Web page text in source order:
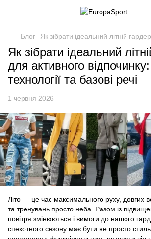
Блог Як зібрати ідеальний літній
Як зібрати ідеальний
для активного
технології та базові речі
1 червня 2026
Літо — це час максимального руху, довгих
та тренувань просто неба. Разом із
повітря змінюються і вимоги до нашого
спекотного сезону має бути не просто